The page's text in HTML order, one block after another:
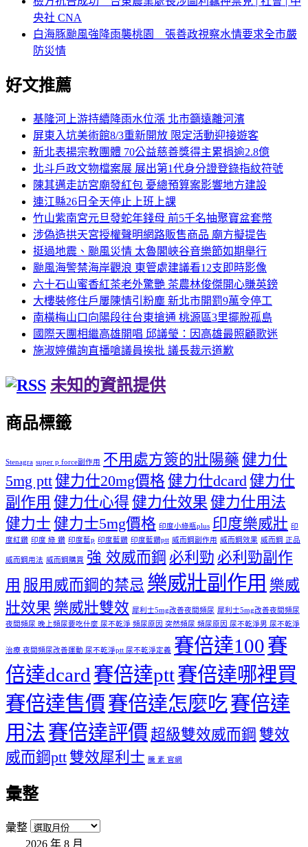
央社 CNA
白海豚颱風強降雨襲桃園 張善政視察水情要求全市嚴
防災情
好文推薦
基隆河上游持續降雨水位漲 北市籲遠離河濱
屏東入坑美術館8/3重新開放 限定活動迎接遊客
新北表揚宗教團體 70公益慈善獎得主累捐逾2.8億
北斗戶政文物檔案展 展出第1代身分證登錄指紋符號
陳其邁走訪宮廟發紅包 憂總預算案影響地方建設
連江縣26日全天停止上班上課
竹山紫南宮元旦發蛇年錢母 前5千名抽聚寶盆套幣
涉偽造拱天宮授權聲明網路販售商品 廟方擬提告
挺過地震、颱風災情 太魯閣峽谷音樂節如期舉行
颱風海警禁海岸觀浪 東管處建議看12支即時影像
六十石山蜜香紅茶老外驚艷 茶農林俊傑開心賺英鎊
大樓裝修住戶屢陳情引粉塵 新北市開罰9萬令停工
南橫梅山口向陽段往台東搶通 桃源區3里擺脫孤島
國際天團相繼高雄開唱 邱議瑩：因高雄最照顧歌迷
施淑婷備詢直播嗆議員挨批 議長裁示道歉
未知的資訊提供
商品標籤
Stenagra super p force副作用 不用處方簽的壯陽藥 健力仕
5mg ptt健力仕20mg價格健力仕dcard健力仕
副作用 健力仕心得 健力仕效果 健力仕用法
健力士 健力士5mg價格 印度小綠瓶plus 印度樂威壯 印
度紅鑽 印度 綠 鑽 印度藍p 印度藍鑽 印度藍鑽ptt 威而鋼副作用 威而鋼效果 威而鋼 正品
威而鋼用法 威而鋼購買 強 效威而鋼 必利勁 必利勁副作
用 服用威而鋼的禁忌 樂威壯副作用 樂威
壯效果 樂威壯雙效 犀利士5mg改善夜間頻尿 犀利士5mg改善夜間頻尿
夜間頻尿 晚上頻尿要吃什麼 尿不乾淨 頻尿原因 突然頻尿 頻尿原因 尿不乾淨男 尿不乾淨
治療 夜間頻尿改善運動 尿不乾淨ptt 尿不乾淨定義 賽倍達100賽
倍達dcard 賽倍達ptt賽倍達哪裡買
賽倍達售價 賽倍達怎麼吃賽倍達
用法賽倍達評價 超級雙效威而鋼 雙效
威而鋼ptt 雙效犀利士 騰 素 官網
彙整
彙整
2026 年 8 月